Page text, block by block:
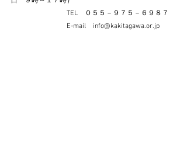
TEL　０５５－９７５－６９８７
E-mail　info@kakitagawa.or.jp